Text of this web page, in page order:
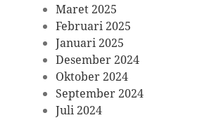
Maret 2025
Februari 2025
Januari 2025
Desember 2024
Oktober 2024
September 2024
Juli 2024